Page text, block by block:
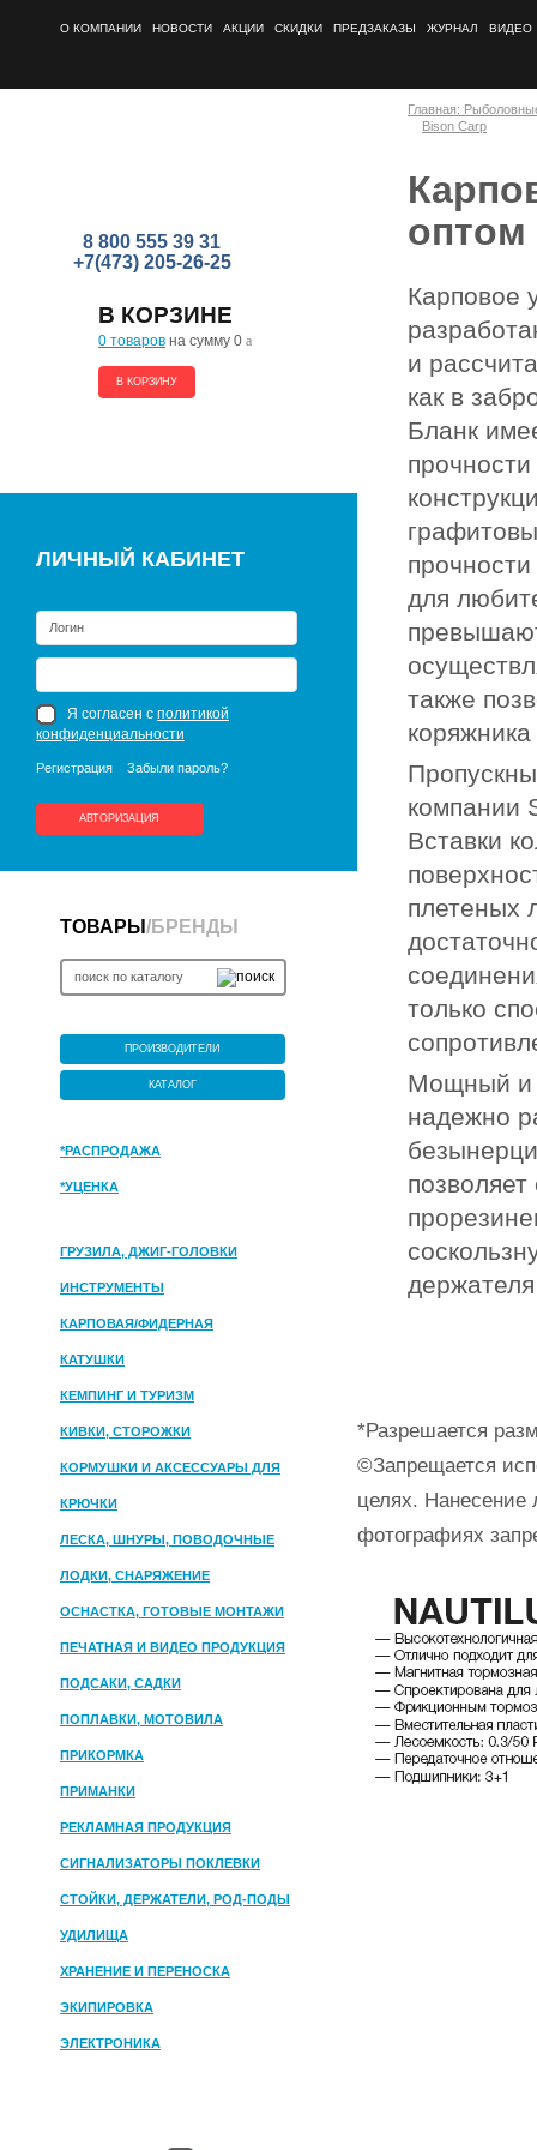
О КОМПАНИИ НОВОСТИ АКЦИИ СКИДКИ ПРЕДЗАКАЗЫ ЖУРНАЛ ВИДЕО
8 800 555 39 31
+7(473) 205-26-25
В КОРЗИНЕ
0 товаров на сумму 0 a
В КОРЗИНУ
ЛИЧНЫЙ КАБИНЕТ
Я согласен с политикой
конфиденциальности
Регистрация Забыли пароль?
АВТОРИЗАЦИЯ
ТОВАРЫ /БРЕНДЫ
ПРОИЗВОДИТЕЛИ
КАТАЛОГ
*РАСПРОДАЖА
*УЦЕНКА
ГРУЗИЛА, ДЖИГ-ГОЛОВКИ
ИНСТРУМЕНТЫ
КАРПОВАЯ/ФИДЕРНАЯ
КАТУШКИ
КЕМПИНГ И ТУРИЗМ
КИВКИ, СТОРОЖКИ
КОРМУШКИ И АКСЕССУАРЫ ДЛЯ
ПРИКОРМКИ
КРЮЧКИ
ЛЕСКА, ШНУРЫ, ПОВОДОЧНЫЕ
МАТЕРИАЛЫ
ЛОДКИ, СНАРЯЖЕНИЕ
ОСНАСТКА, ГОТОВЫЕ МОНТАЖИ
ПЕЧАТНАЯ И ВИДЕО ПРОДУКЦИЯ
ПОДСАКИ, САДКИ
ПОПЛАВКИ, МОТОВИЛА
ПРИКОРМКА
ПРИМАНКИ
РЕКЛАМНАЯ ПРОДУКЦИЯ
СИГНАЛИЗАТОРЫ ПОКЛЕВКИ
СТОЙКИ, ДЕРЖАТЕЛИ, РОД-ПОДЫ
УДИЛИЩА
ХРАНЕНИЕ И ПЕРЕНОСКА
ЭКИПИРОВКА
ЭЛЕКТРОНИКА
Главная:
Bison Carp
оптом
Карповое
и
как в
Бланк
для
также
компании
Вставки
плетеных
только
Мощный и
надежно
*Разрешается
©Запрещается
целях. Нанесение
фотографиях